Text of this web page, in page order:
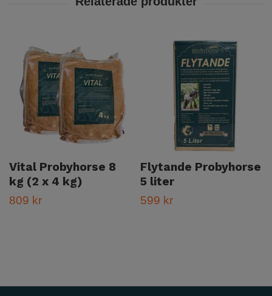
Vital Probyhorse 8
kg (2 x 4 kg)
809 kr
Flytande Probyhorse
5 liter
599 kr